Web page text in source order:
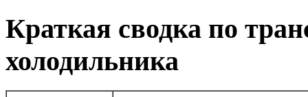
Краткая сводка по
холодильника